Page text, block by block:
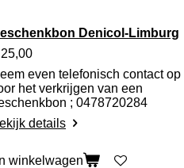
Denicol-Limburg
even telefonisch contact op
het verkrijgen van een
; 0478720284
details
In winkelwagen